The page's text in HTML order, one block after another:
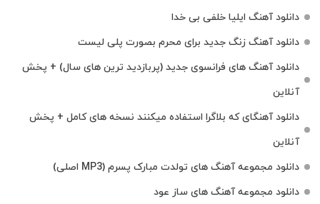
دانلود آهنگ ایلیا خلفی بی خدا
دانلود آهنگ زنگ جدید برای محرم بصورت پلی لیست
دانلود آهنگ های فرانسوی جدید (پربازدید ترین های سال) + پخش
آنلاین
دانلود آهنگای که بلاگرا استفاده میکنند نسخه های کامل + پخش
آنلاین
دانلود مجموعه آهنگ های تولدت مبارک پسرم (MP3 اصلی)
دانلود مجموعه آهنگ های ساز عود